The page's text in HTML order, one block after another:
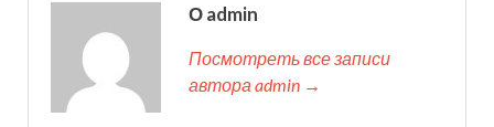
О admin
Посмотреть все записи
автора admin →